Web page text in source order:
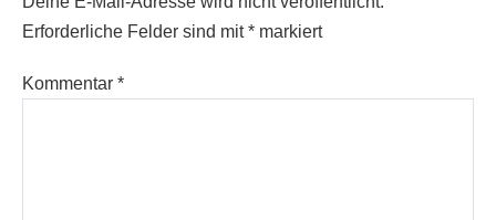
Erforderliche Felder sind mit* markiert
Kommentar *